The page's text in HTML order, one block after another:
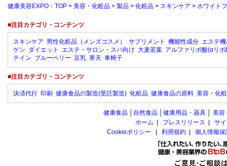
健康美容EXPO：TOP > 美容・化粧品 > 製品 > 化粧品 > スキンケア > ホワイト
■注目カテゴリ・コンテンツ
スキンケア 男性化粧品（メンズコスメ） サプリメント 機能性成分 エステ
ゲン ダイエット エステ・サロン・スパ向け 大麦若葉 アルファリポ酸(αリポ
テイン ブルーベリー 豆乳 寒天 車椅子
■注目カテゴリ・コンテンツ
決済代行 印刷 健康食品の製造(受託製造) 化粧品 健康食品の原料 美容・化
健康食品 自然食品 健康用品・器具 美容
ホーム
プレスリリース
サ
Cookieポリシー
利用規約 個人情報